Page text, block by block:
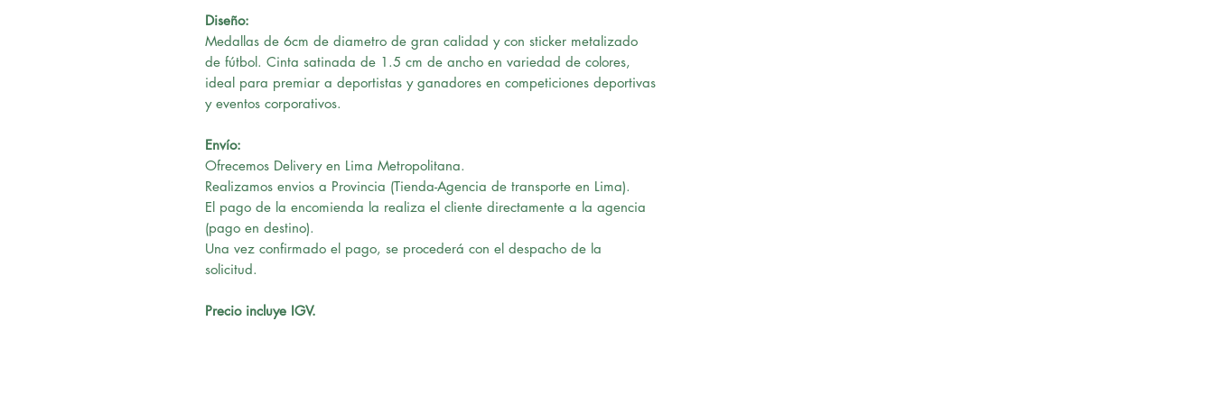
Diseño:
Medallas de 6cm de diametro de gran calidad y con sticker metalizado
de fútbol. Cinta satinada de 1.5 cm de ancho en variedad de colores,
ideal para premiar a deportistas y ganadores en competiciones deportivas
y eventos corporativos.
Envío:
Ofrecemos Delivery en Lima Metropolitana.
Realizamos envios a Provincia (Tienda-Agencia de transporte en Lima).
El pago de la encomienda la realiza el cliente directamente a la agencia
(pago en destino).
Una vez confirmado el pago, se procederá con el despacho de la
solicitud.
Precio incluye IGV.